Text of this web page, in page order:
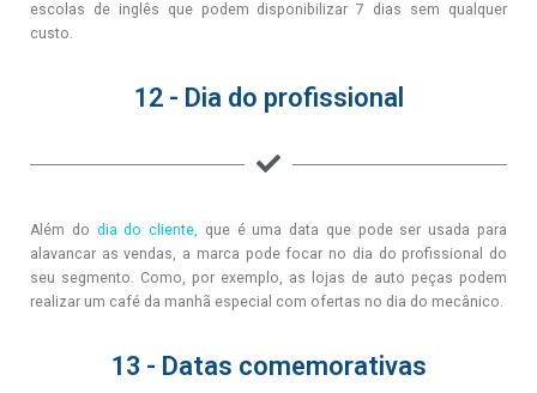
escolas de inglês que podem disponibilizar 7 dias sem qualquer
custo.
12 - Dia do profissional
Além do dia do cliente, que é uma data que pode ser usada para
alavancar as vendas, a marca pode focar no dia do profissional do
seu segmento. Como, por exemplo, as lojas de auto peças podem
realizar um café da manhã especial com ofertas no dia do mecânico.
13 - Datas comemorativas